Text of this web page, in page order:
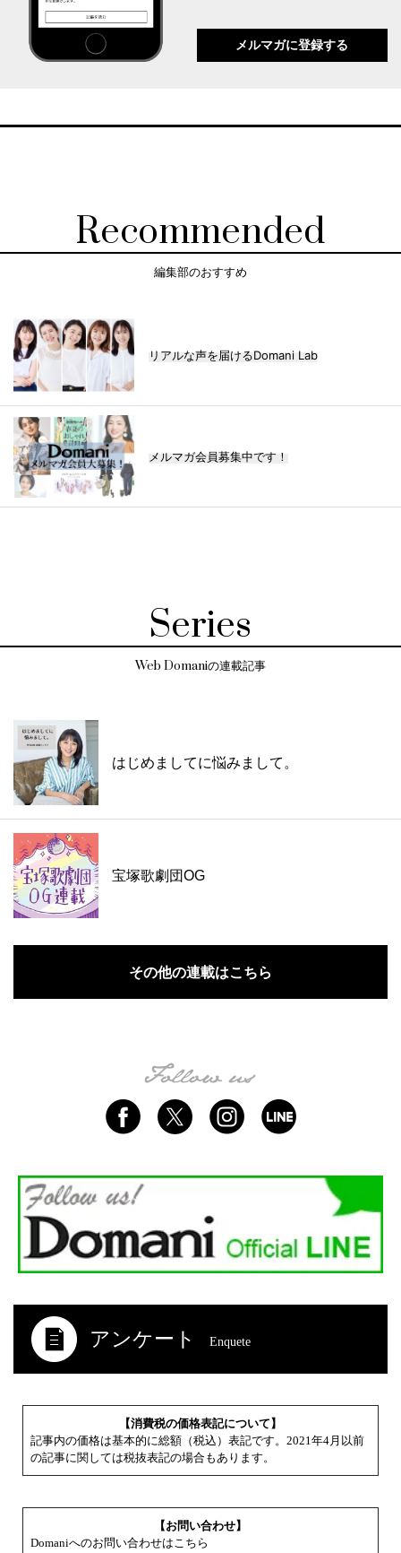
メルマガに登録する
Recommended
編集部のおすすめ
リアルな声を届けるDomani Lab
メルマガ会員募集中です！
Series
Web Domaniの連載記事
はじめましてに悩みまして。
宝塚歌劇団OG
その他の連載はこちら
アンケート Enquete
【消費税の価格表記について】
記事内の価格は基本的に総額（税込）表記です。2021年4月以前
の記事に関しては税抜表記の場合もあります。
【お問い合わせ】
Domaniへのお問い合わせはこちら